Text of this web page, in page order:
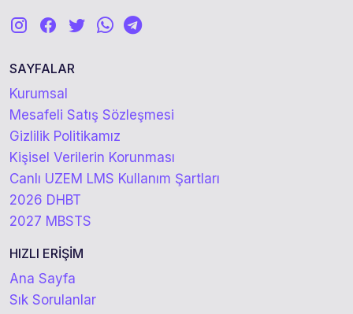
SAYFALAR
Kurumsal
Mesafeli Satış Sözleşmesi
Gizlilik Politikamız
Kişisel Verilerin Korunması
Canlı UZEM LMS Kullanım Şartları
2026 DHBT
2027 MBSTS
HIZLI ERİŞİM
Ana Sayfa
Sık Sorulanlar